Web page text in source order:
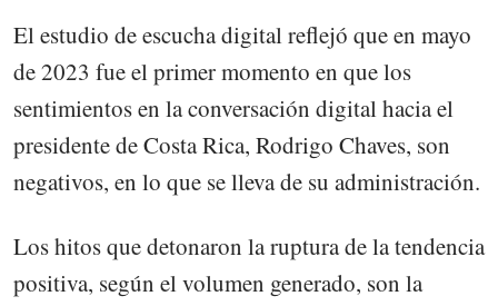
El estudio de escucha digital reflejó que en mayo
de 2023 fue el primer momento en que los
sentimientos en la conversación digital hacia el
presidente de Costa Rica, Rodrigo Chaves, son
negativos, en lo que se lleva de su administración.
Los hitos que detonaron la ruptura de la tendencia
positiva, según el volumen generado, son la